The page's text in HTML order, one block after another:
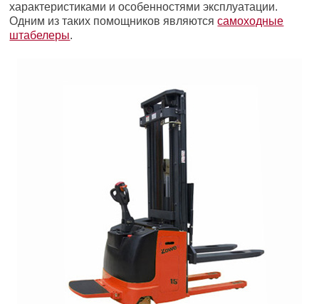
характеристиками и особенностями эксплуатации.
Одним из таких помощников являютсясамоходные
штабелеры.